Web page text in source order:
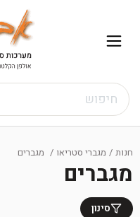
Skip
content
תפריט
חנות / מגברי סטריאו / מגברים
מגברים
סינון